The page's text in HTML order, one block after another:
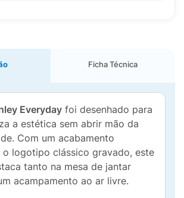
Ficha Técnica
Everyday foi desenhado para
a estética sem abrir mão da
Com um acabamento
o logotipo clássico gravado, este
tanto na mesa de jantar
acampamento ao ar livre.